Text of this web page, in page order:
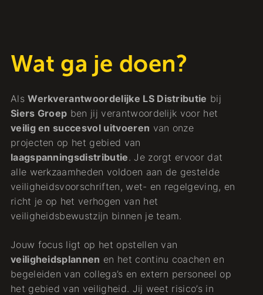
Wat ga je doen?
AlsWerkverantwoordelijke LS Distributie bij
Siers Groep ben jij verantwoordelijk voor het
veilig en succesvol uitvoeren van onze
projecten op het gebied van
laagspanningsdistributie. Je zorgt ervoor dat
alle werkzaamheden voldoen aan de gestelde
veiligheidsvoorschriften, wet- en regelgeving, en
richt je op het verhogen van het
veiligheidsbewustzijn binnen je team.
Jouw focus ligt op het opstellen van
veiligheidsplannen en het continu coachen en
begeleiden van collega’s en extern personeel op
het gebied van veiligheid. Jij weet risico’s in